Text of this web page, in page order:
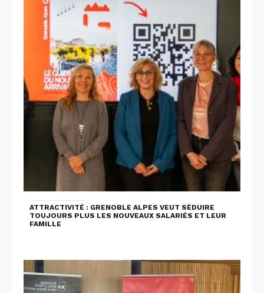
ATTRACTIVITÉ : GRENOBLE ALPES VEUT SÉDUIRE
TOUJOURS PLUS LES NOUVEAUX SALARIÉS ET LEUR
FAMILLE